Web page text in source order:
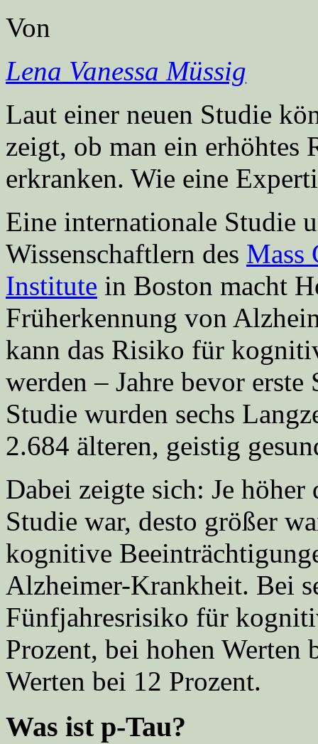
Von
Lena Vanessa Müssig
Laut einer neuen Studie
zeigt, ob man ein erhöhtes
erkranken. Wie eine
Eine internationale Studie
Wissenschaftlern des Mass
Institute in Boston macht
Früherkennung von
kann das Risiko für
werden – Jahre bevor
Studie wurden sechs
2.684 älteren, geistig
Dabei zeigte sich: Je
Studie war, desto größer
kognitive
Alzheimer-Krankheit. Bei
Fünfjahresrisiko für
Prozent, bei hohen Werten
Werten bei 12 Prozent.
Was ist p-Tau?